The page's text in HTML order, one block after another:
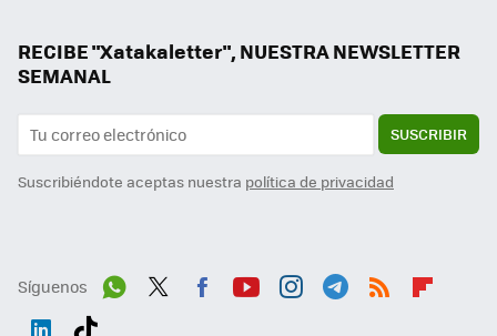
RECIBE "Xatakaletter", NUESTRA NEWSLETTER
SEMANAL
SUSCRIBIR
Suscribiéndote aceptas nuestra política de privacidad
Síguenos